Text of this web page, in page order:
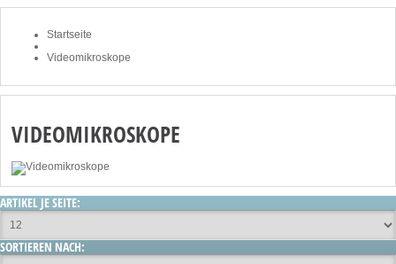
Startseite
Videomikroskope
VIDEOMIKROSKOPE
ARTIKEL JE SEITE:
SORTIEREN NACH: